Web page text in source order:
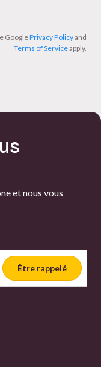
GooglePrivacy Policyand
Terms of Serviceapply.
et nous vous
Être rappelé